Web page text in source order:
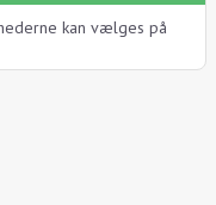
kan vælges på